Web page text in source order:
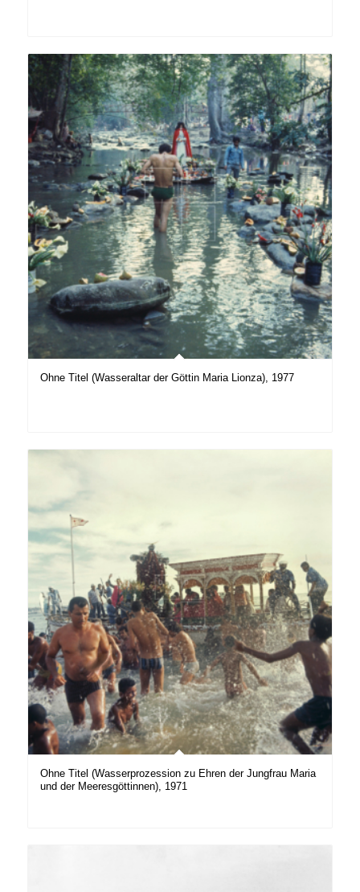
Ohne Titel (Wasseraltar der Göttin Maria Lionza), 1977
Ohne Titel (Wasserprozession zu Ehren der Jungfrau Maria
und der Meeresgöttinnen), 1971